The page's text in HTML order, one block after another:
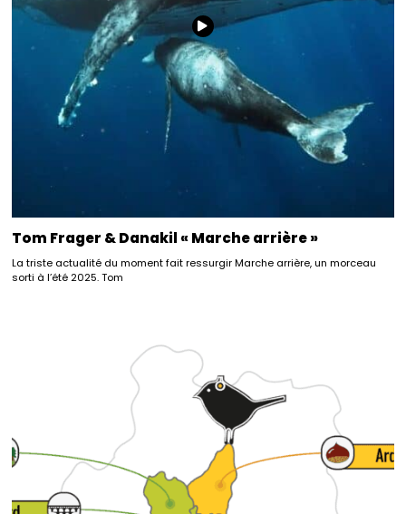
Tom Frager & Danakil « Marche arrière »
La triste actualité du moment fait ressurgir Marche arrière, un morceau
sorti à l’été 2025. Tom